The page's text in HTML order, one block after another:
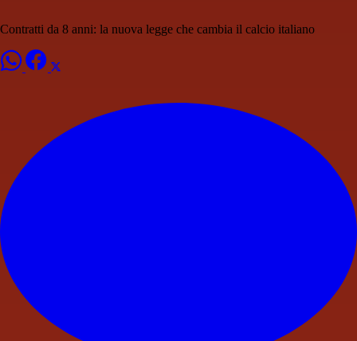
Contratti da 8 anni: la nuova legge che cambia il calcio italiano